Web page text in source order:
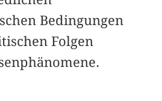
Bedingungen
Folgen